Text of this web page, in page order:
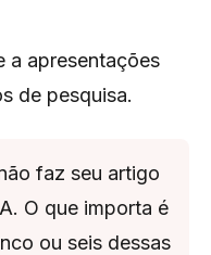
apresentações
de pesquisa.
faz seu artigo
O que importa é
ou seis dessas